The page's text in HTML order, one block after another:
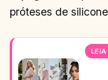
próteses de